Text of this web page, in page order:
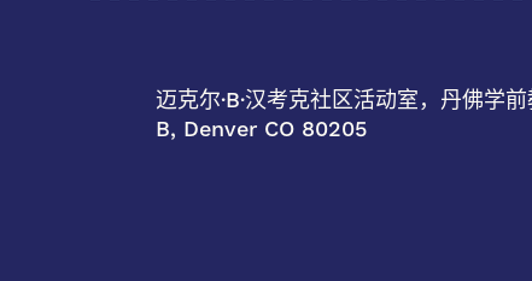
迈克尔·B·汉考克社区活动室，丹佛
B, Denver CO 80205